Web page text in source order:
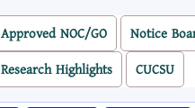
Approved NOC/GO Notice
Research Highlights
CUCSU